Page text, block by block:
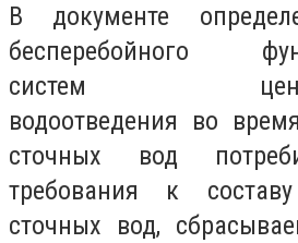
В документе
бесперебойного
систем
водоотведения во
сточных вод
требования к
сточных вод,